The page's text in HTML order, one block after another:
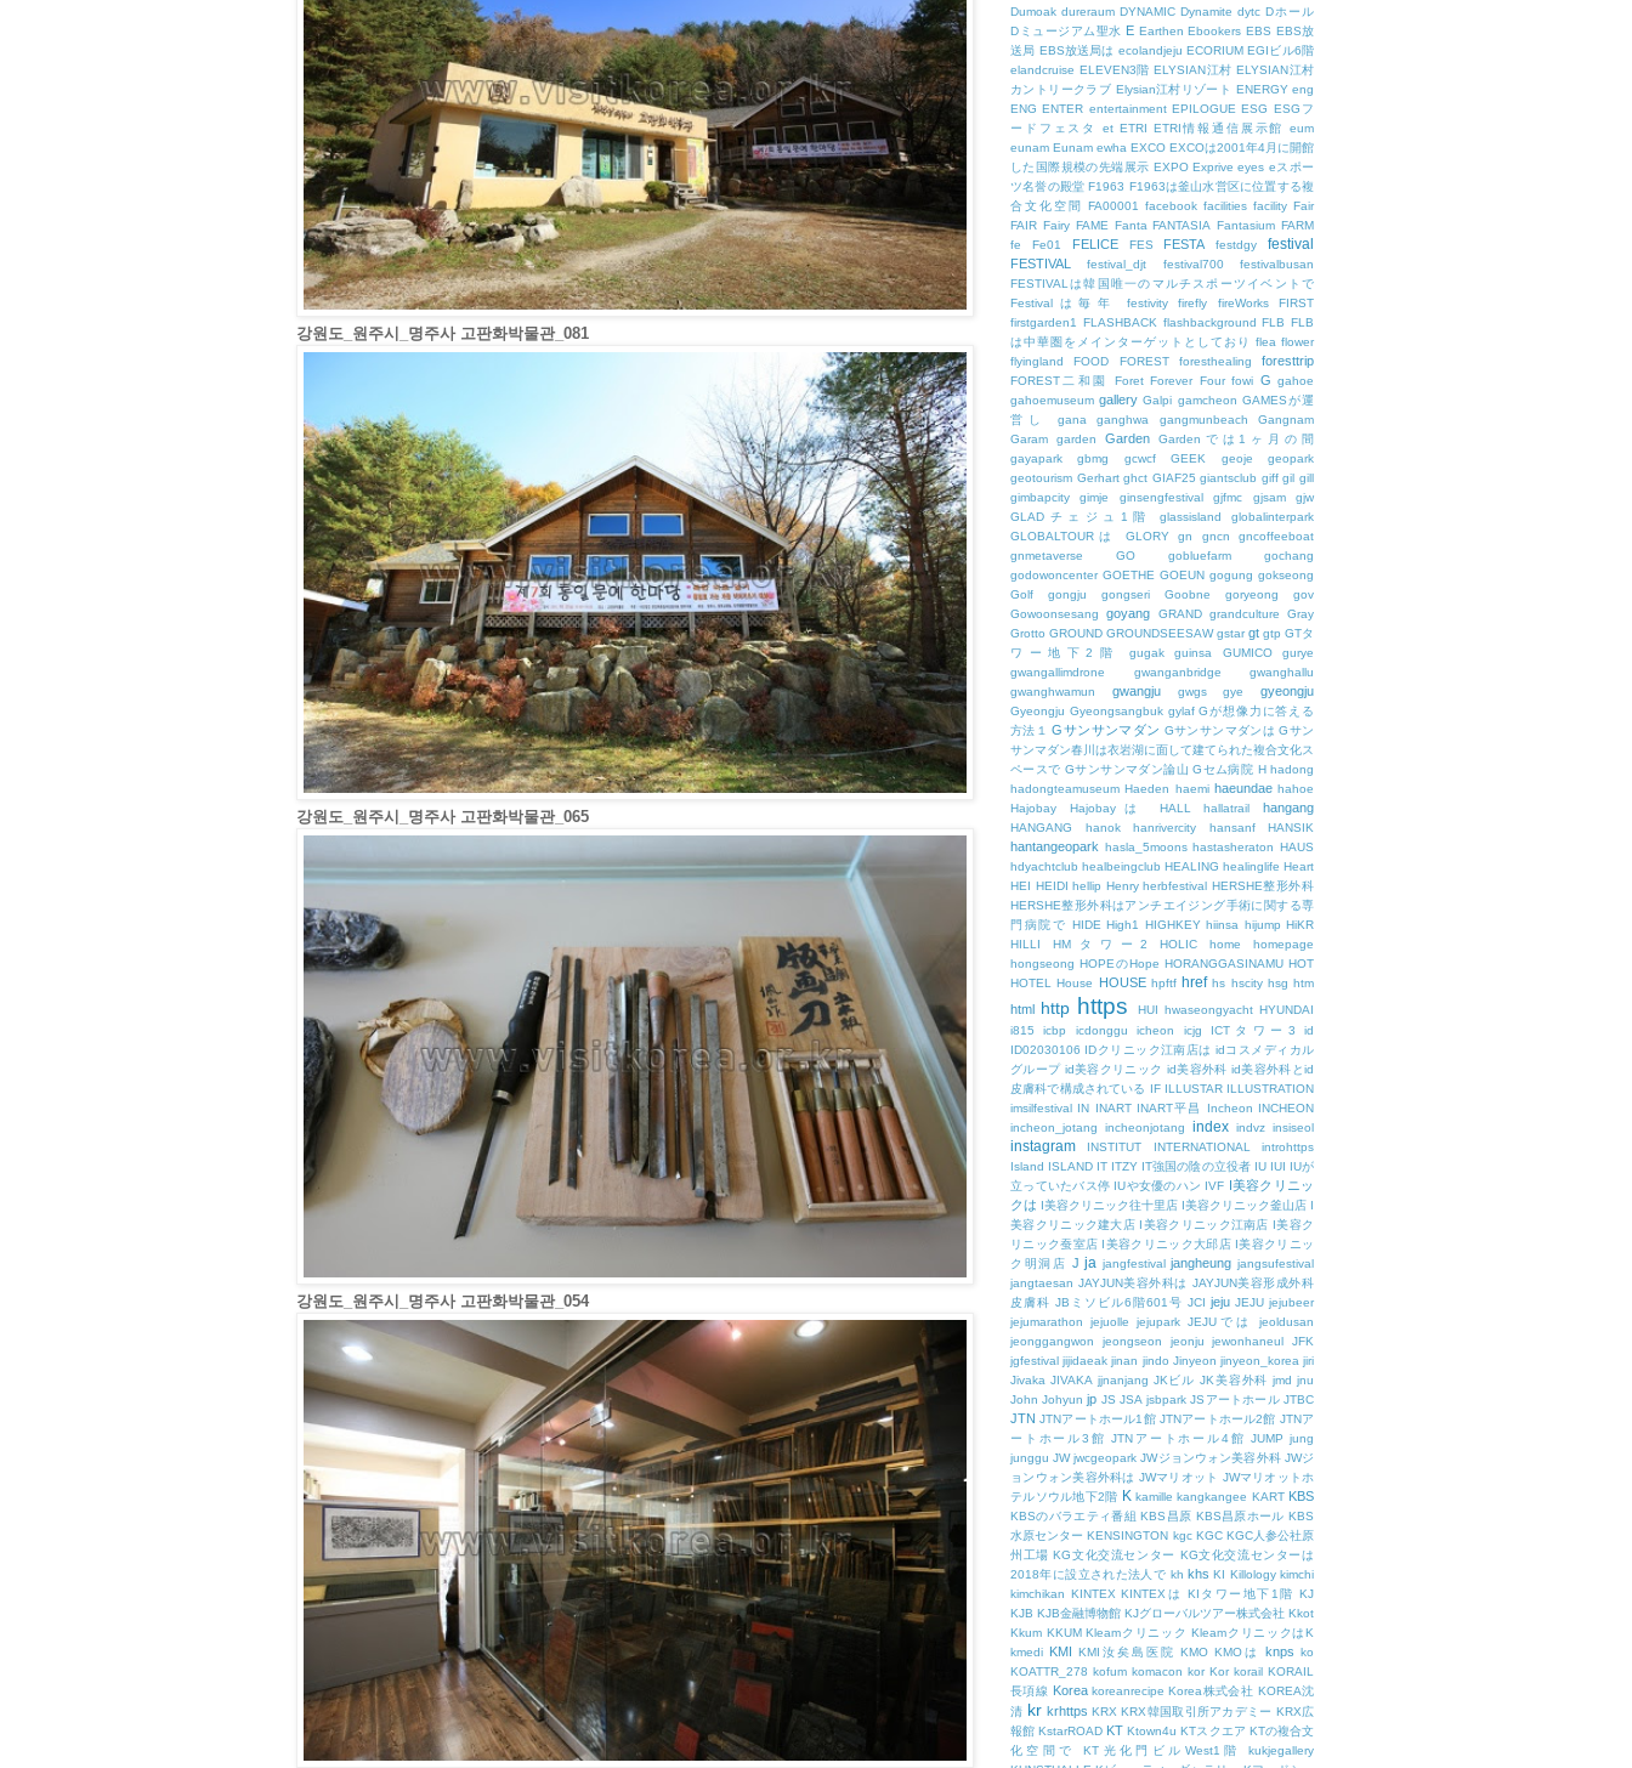
강원도_원주시_명주사 고판화박물관_081
강원도_원주시_명주사 고판화박물관_065
강원도_원주시_명주사 고판화박물관_054
Dumoak dureraum DYNAMIC Dynamite dytc Dホール
Dミュージアム聖水 E Earthen Ebookers EBS EBS放
送局 EBS放送局は ecolandjeju ECORIUM EGIビル6階
elandcruise ELEVEN3階 ELYSIAN江村 ELYSIAN江村
カントリークラブ Elysian江村リゾート ENERGY eng
ENG ENTER entertainment EPILOGUE ESG ESGフ
ードフェスタ
et ETRI ETRI情報通信展示館
eum
eunam Eunam ewha EXCO EXCOは2001年4月に開館
した国際規模の先端展示 EXPO Exprive eyes eスポー
ツ名誉の殿堂 F1963 F1963は釜山水営区に位置する複
合文化空間
FA00001 facebook facilities facility Fair
FAIR Fairy FAME Fanta FANTASIA Fantasium FARM
fe
Fe01 FELICE FES FESTA festdgy festival
FESTIVAL festival_djt festival700
festivalbusan
FESTIVALは韓国唯一のマルチスポーツイベントで
Festivalは毎年
festivity firefly fireWorks
FIRST
firstgarden1
FLASHBACK flashbackground FLB FLB
は中華圏をメインターゲットとしており
flea flower
flyingland
FOOD FOREST foresthealing foresttrip
FOREST二和園 Foret Forever Four fowi G gahoe
gahoemuseum gallery Galpi gamcheon GAMESが運
営し
gana ganghwa gangmunbeach
Gangnam
Garam
garden Garden
Gardenでは1ヶ月の間
gayapark
gbmg gcwcf GEEK geoje
geopark
geotourism Gerhart ghct GIAF25 giantsclub giff gil gill
gimbapcity
gimje ginsengfestival gjfmc gjsam
gjw
GLADチェジュ1階
glassisland
globalinterpark
GLOBALTOURは
GLORY gn gncn
gncoffeeboat
gnmetaverse
GO gobluefarm
gochang
godowoncenter GOETHE GOEUN gogung gokseong
Golf
gongju gongseri Goobne goryeong
gov
Gowoonsesang
goyang GRAND grandculture
Gray
Grotto GROUND GROUNDSEESAW gstar gt gtp GTタ
ワー地下2階
gugak guinsa GUMICO
gurye
gwangallimdrone
gwanganbridge
gwanghallu
gwanghwamun
gwangju gwgs gye gyeongju
Gyeongju Gyeongsangbuk gylaf Gが想像力に答える
方法１
Gサンサンマダン Gサンサンマダンは Gサン
サンマダン春川は衣岩湖に面して建てられた複合文化ス
ペースで Gサンサンマダン論山 Gセム病院 H hadong
hadongteamuseum Haeden haemi haeundae hahoe
Hajobay
Hajobayは HALL hallatrail hangang
HANGANG hanok hanrivercity hansanf HANSIK
hantangeopark hasla_5moons hastasheraton HAUS
hdyachtclub healbeingclub HEALING healinglife Heart
HEI HEIDI hellip Henry herbfestival HERSHE整形外科
HERSHE整形外科はアンチエイジング手術に関する専
門病院で HIDE High1 HIGHKEY hiinsa hijump HiKR
HILLI
HMタワー2 HOLIC home
homepage
hongseong HOPEのHope HORANGGASINAMU HOT
HOTEL
House HOUSE hpftf href hs hscity hsg htm
html http https HUI hwaseongyacht HYUNDAI
i815
icbp icdonggu icheon icjg ICTタワー3
id
ID02030106 IDクリニック江南店は idコスメディカル
グループ id美容クリニック id美容外科 id美容外科とid
皮膚科で構成されている IF ILLUSTAR ILLUSTRATION
imsilfestival IN INART INART平昌 Incheon INCHEON
incheon_jotang
incheonjotang index indvz insiseol
instagram INSTITUT INTERNATIONAL
introhttps
Island ISLAND IT ITZY IT強国の陰の立役者 IU IUI IUが
立っていたバス停 IUや女優のハン IVF I美容クリニッ
クは I美容クリニック往十里店 I美容クリニック釜山店 I
美容クリニック建大店 I美容クリニック江南店 I美容ク
リニック蚕室店 I美容クリニック大邱店 I美容クリニッ
ク明洞店 J ja jangfestival jangheung jangsufestival
jangtaesan JAYJUN美容外科は JAYJUN美容形成外科
皮膚科 JBミソビル6階601号 JCI jeju JEJU jejubeer
jejumarathon
jejuolle jejupark JEJUでは
jeoldusan
jeonggangwon
jeongseon jeonju jewonhaneul
JFK
jgfestival jijidaeak jinan jindo Jinyeon jinyeon_korea jiri
Jivaka JIVAKA jjnanjang JKビル JK美容外科 jmd jnu
John Johyun jp JS JSA jsbpark JSアートホール JTBC
JTN JTNアートホール1館 JTNアートホール2館 JTNア
ートホール3館 JTNアートホール4館 JUMP jung
junggu JW jwcgeopark JWジョンウォン美容外科 JWジ
ョンウォン美容外科は JWマリオット JWマリオットホ
テルソウル地下2階 K kamille kangkangee KART KBS
KBSのバラエティ番組 KBS昌原 KBS昌原ホール KBS
水原センター KENSINGTON kgc KGC KGC人参公社原
州工場 KG文化交流センター KG文化交流センターは
2018年に設立された法人で kh khs KI Killology kimchi
kimchikan KINTEX KINTEXは KIタワー地下1階 KJ
KJB KJB金融博物館 KJグローバルツアー株式会社 Kkot
Kkum KKUM Kleamクリニック KleamクリニックはK
kmedi KMI KMI汝矣島医院 KMO KMOは knps ko
KOATTR_278 kofum komacon kor Kor korail KORAIL
長項線 Korea koreanrecipe Korea株式会社 KOREA沈
清 kr krhttps KRX KRX韓国取引所アカデミー KRX広
報館 KstarROAD KT Ktown4u KTスクエア KTの複合文
化空間で
KT光化門ビルWest1階
kukjegallery